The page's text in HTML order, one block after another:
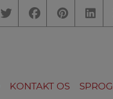
KONTAKT OS SPROG